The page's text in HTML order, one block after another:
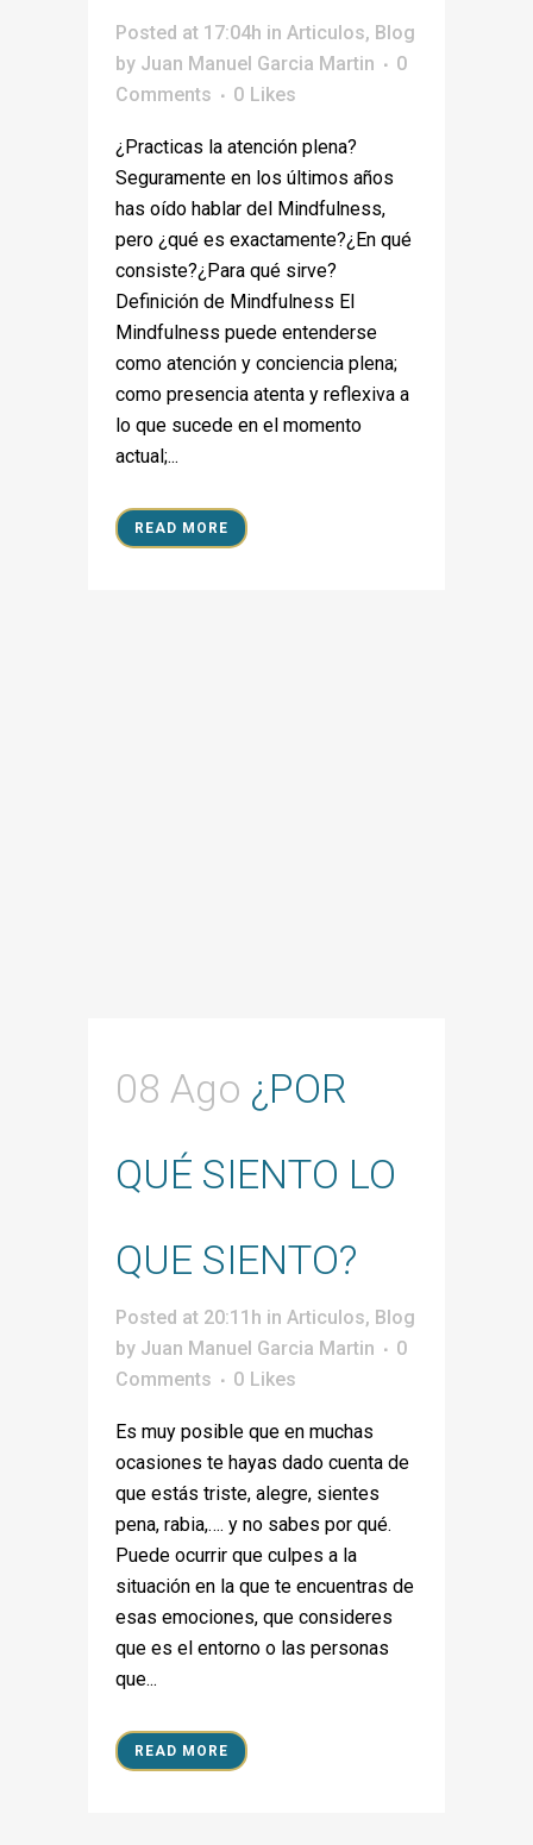
Posted at 17:04h in Articulos, Blog
by Juan Manuel Garcia Martin
0
Comments
0 Likes
¿Practicas la atención plena?
Seguramente en los últimos años
has oído hablar del Mindfulness,
pero ¿qué es exactamente?¿En qué
consiste?¿Para qué sirve?
Definición de Mindfulness El
Mindfulness puede entenderse
como atención y conciencia plena;
como presencia atenta y reflexiva a
lo que sucede en el momento
actual;...
READ MORE
08 Ago ¿POR
QUÉ SIENTO LO
QUE SIENTO?
Posted at 20:11h in Articulos, Blog
by Juan Manuel Garcia Martin
0
Comments
0 Likes
Es muy posible que en muchas
ocasiones te hayas dado cuenta de
que estás triste, alegre, sientes
pena, rabia,…. y no sabes por qué.
Puede ocurrir que culpes a la
situación en la que te encuentras de
esas emociones, que consideres
que es el entorno o las personas
que...
READ MORE